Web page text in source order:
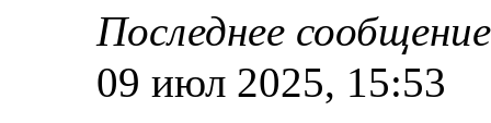
Последнее
09 июл 2025, 15:53